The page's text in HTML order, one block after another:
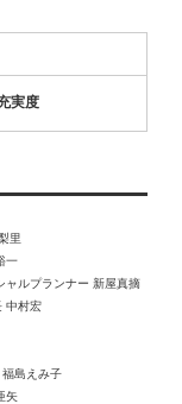
実度
里
一
ルプランナー 新屋真摘
中村宏
島えみ子
矢